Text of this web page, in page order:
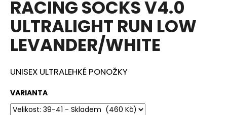
RACING SOCKS V4.0
ULTRALIGHT RUN LOW
LEVANDER/WHITE
UNISEX ULTRALEHKÉ PONOŽKY
VARIANTA
a
j
í
t
?